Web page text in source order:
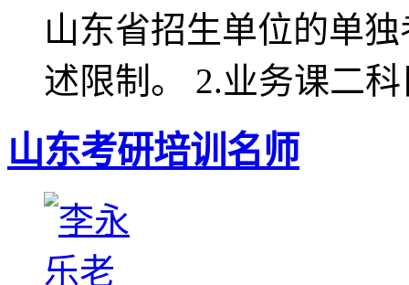
山东省招生单位的单
述限制。 2.业务课二
山东考研培训名师